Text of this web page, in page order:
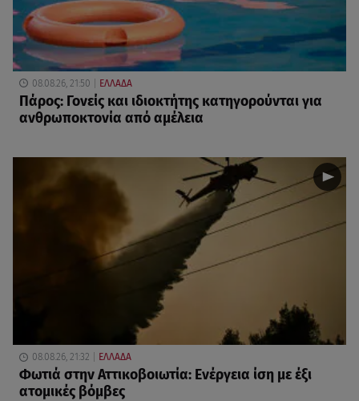
08.08.26, 21:50 ΕΛΛΑΔΑ
Πάρος: Γονείς και ιδιοκτήτης κατηγορούνται για
ανθρωποκτονία από αμέλεια
08.08.26, 21:32 ΕΛΛΑΔΑ
Φωτιά στην Αττικοβοιωτία: Ενέργεια ίση με έξι
ατομικές βόμβες